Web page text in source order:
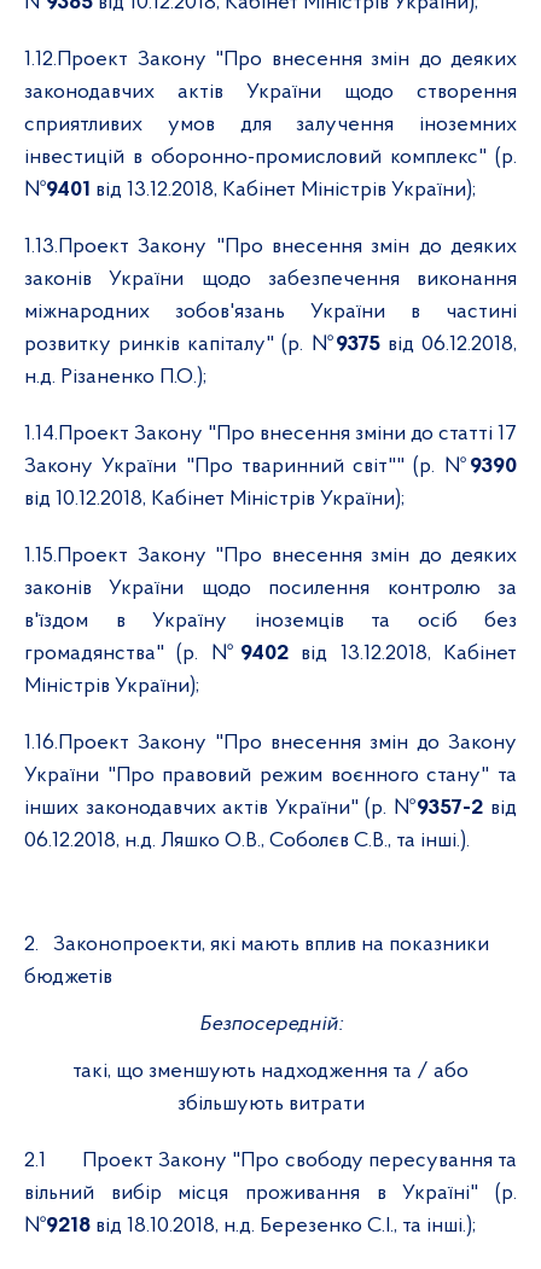
1.12. Проект Закону "Про внесення змін до деяких
законодавчих актів України щодо створення
сприятливих умов для залучення іноземних
інвестицій в оборонно-промисловий комплекс" (р.
№9401 від 13.12.2018, Кабінет Міністрів України);
1.13. Проект Закону "Про внесення змін до деяких
законів України щодо забезпечення виконання
міжнародних зобов'язань України в частині
розвитку ринків капіталу" (р. №9375від 06.12.2018,
н.д. Різаненко П.О.);
1.14. Проект Закону "Про внесення зміни до статті 17
Закону України "Про тваринний світ"" (р. № 9390
від 10.12.2018, Кабінет Міністрів України);
1.15. Проект Закону "Про внесення змін до деяких
законів України щодо посилення контролю за
в'їздом в Україну іноземців та осіб без
громадянства" (р. № 9402 від 13.12.2018, Кабінет
Міністрів України);
1.16. Проект Закону "Про внесення змін до Закону
України "Про правовий режим воєнного стану" та
інших законодавчих актів України" (р. №9357-2 від
06.12.2018, н.д. Ляшко О.В., Соболєв С.В., та інші.).
2.
Законопроекти, які мають вплив на показники
бюджетів
Безпосередній:
такі, що зменшують надходження та / або
збільшують витрати
2.1
Проект Закону "Про свободу пересування та
вільний вибір місця проживання в Україні" (р.
№9218 від 18.10.2018, н.д. Березенко С.І., та інші.);